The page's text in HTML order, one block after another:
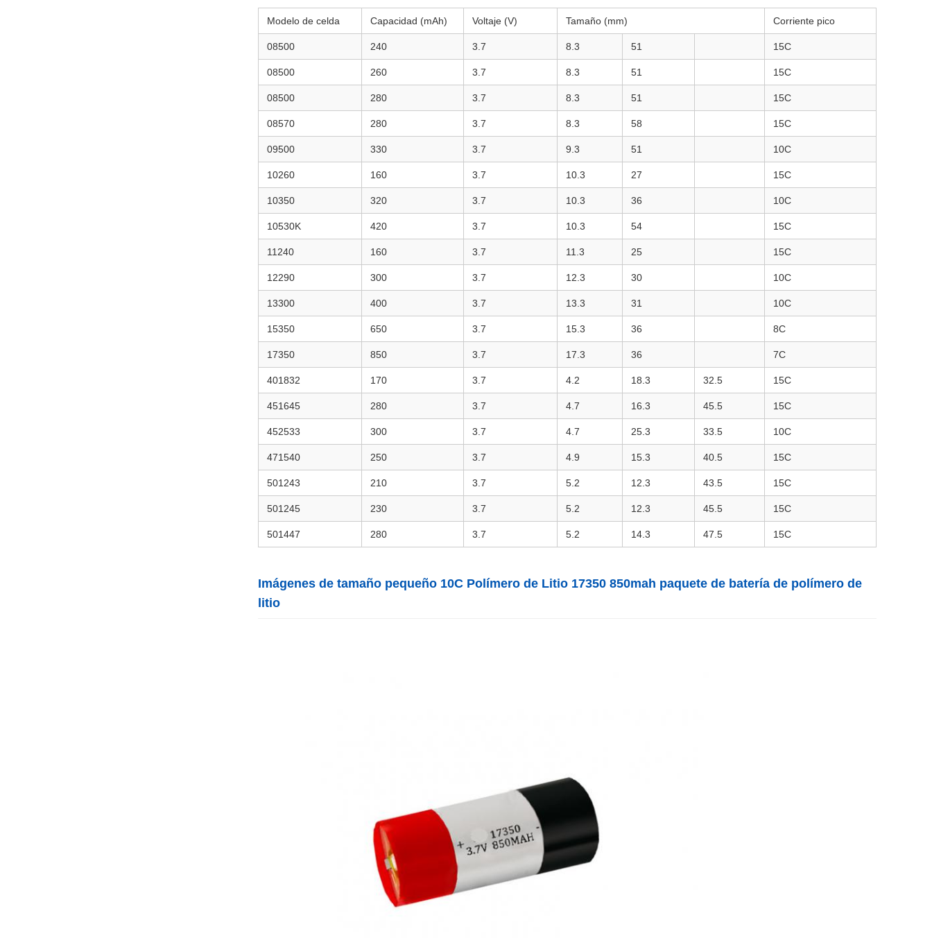
Modelo de celda Capacidad (mAh) Voltaje (V) Tamaño (mm) Corriente pico
08500 240 3.7 8.3 51 15C
08500 260 3.7 8.3 51 15C
08500 280 3.7 8.3 51 15C
08570 280 3.7 8.3 58 15C
09500 330 3.7 9.3 51 10C
10260 160 3.7 10.3 27 15C
10350 320 3.7 10.3 36 10C
10530K 420 3.7 10.3 54 15C
11240 160 3.7 11.3 25 15C
12290 300 3.7 12.3 30 10C
13300 400 3.7 13.3 31 10C
15350 650 3.7 15.3 36 8C
17350 850 3.7 17.3 36 7C
401832 170 3.7 4.2 18.3 32.5 15C
451645 280 3.7 4.7 16.3 45.5 15C
452533 300 3.7 4.7 25.3 33.5 10C
471540 250 3.7 4.9 15.3 40.5 15C
501243 210 3.7 5.2 12.3 43.5 15C
501245 230 3.7 5.2 12.3 45.5 15C
501447 280 3.7 5.2 14.3 47.5 15C
Imágenes de tamaño pequeño 10C Polímero de Litio 17350 850mah paquete de batería de polímero de
litio